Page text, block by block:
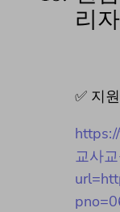
리
✅ 지
교사